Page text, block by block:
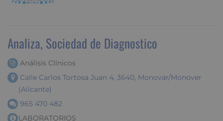
Analiza, Sociedad de Diagnostico
Análisis Clínicos
Calle Carlos Tortosa Juan 4, 3640, Monovar/Monover
(Alicante)
965 470 482
LABORATORIOS